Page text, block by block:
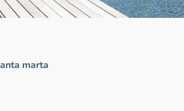
marta